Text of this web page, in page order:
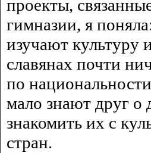
проекты,
гимназии, я
изучают культуру
славянах почти
по
мало знают друг о
знакомить их с
стран.